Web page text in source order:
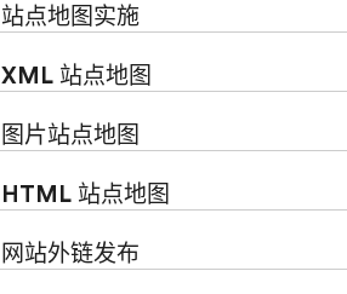
站点地图实施
XML 站点地图
图片站点地图
HTML 站点地图
网站外链发布